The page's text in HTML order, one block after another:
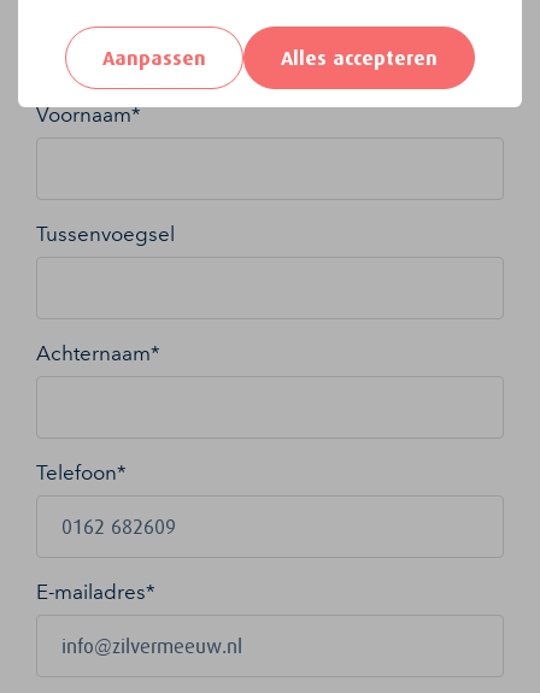
Aanpassen Alles accepteren
Aanhef: Heer Mevrouw Anders
Voornaam*
Tussenvoegsel
Achternaam*
Telefoon*
E-mailadres*